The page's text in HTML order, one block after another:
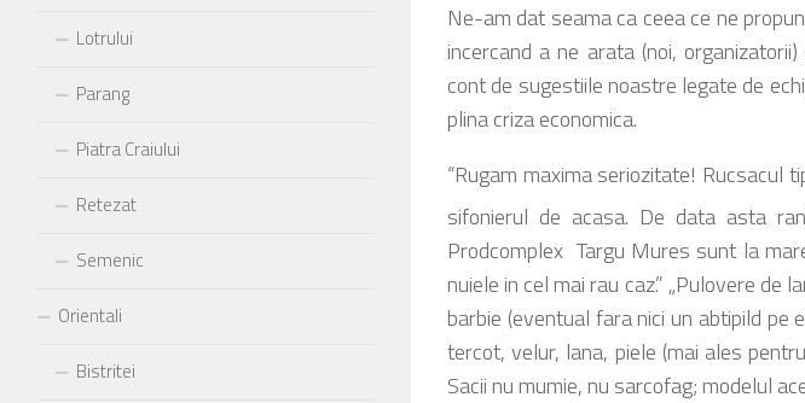
Ne-am dat seama ca ceea ce ne
incercand a ne arata (noi,
cont de sugestiile noastre legate de
plina criza economica.
“Rugam maxima seriozitate! Rucsacul
sifonierul de acasa. De data asta
Prodcomplex Targu Mures sunt la
nuiele in cel mai rau caz.” „Pulovere
barbie (eventual fara nici un abtipild pe
tercot, velur, lana, piele (mai ales
Sacii nu mumie, nu sarcofag; modelul
Lotrului
Parang
Piatra Craiului
Retezat
Semenic
Orientali
Bistritei